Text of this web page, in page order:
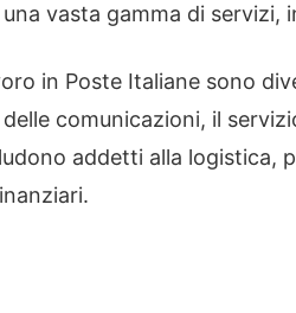
vasta gamma di servizi,
in Poste Italiane sono
comunicazioni, il
addetti alla logistica,